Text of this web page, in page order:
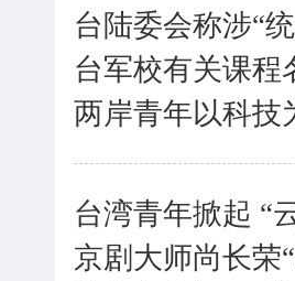
台陆委会称涉“
台军校有关课程
两岸青年以科技
台湾青年掀起 “
京剧大师尚长荣